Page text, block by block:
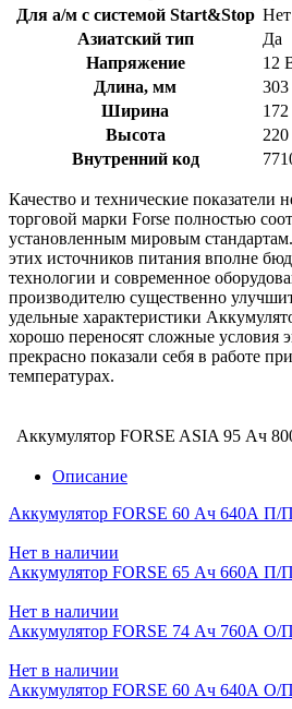
Для а/м с системой Start&Stop Нет
Азиатский тип
Да
Напряжение
12
Длина, мм
Ширина
Высота
Внутренний код
Качество и технические показатели
торговой марки Forse полностью
установленным мировым
этих источников питания вполне
технологии и современное
производителю существенно
удельные характеристики
хорошо переносят сложные условия
прекрасно показали себя в работе
температурах.
Аккумулятор FORSE ASIA 95 Ач
Описание
Аккумулятор FORSE 60 Ач 640А П/П
Нет в наличии
Аккумулятор FORSE 65 Ач 660А П/П
Нет в наличии
Аккумулятор FORSE 74 Ач 760А О/П
Нет в наличии
Аккумулятор FORSE 60 Ач 640А О/П